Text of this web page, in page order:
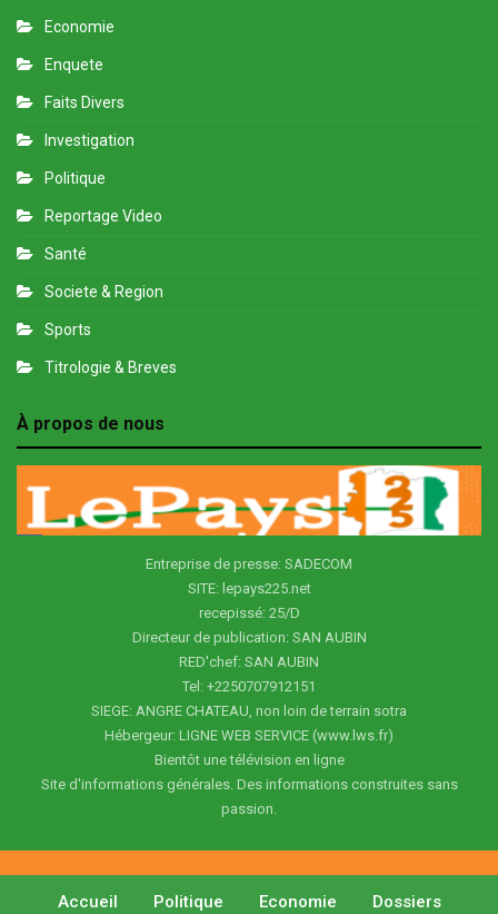
Economie
Enquete
Faits Divers
Investigation
Politique
Reportage Video
Santé
Societe & Region
Sports
Titrologie & Breves
À propos de nous
Entreprise de presse: SADECOM
SITE: lepays225.net
recepissé: 25/D
Directeur de publication: SAN AUBIN
RED'chef: SAN AUBIN
Tel: +2250707912151
SIEGE: ANGRE CHATEAU, non loin de terrain sotra
Hébergeur: LIGNE WEB SERVICE (www.lws.fr)
Bientôt une télévision en ligne
Site d'informations générales. Des informations construites sans
passion.
Accueil Politique Economie Dossiers